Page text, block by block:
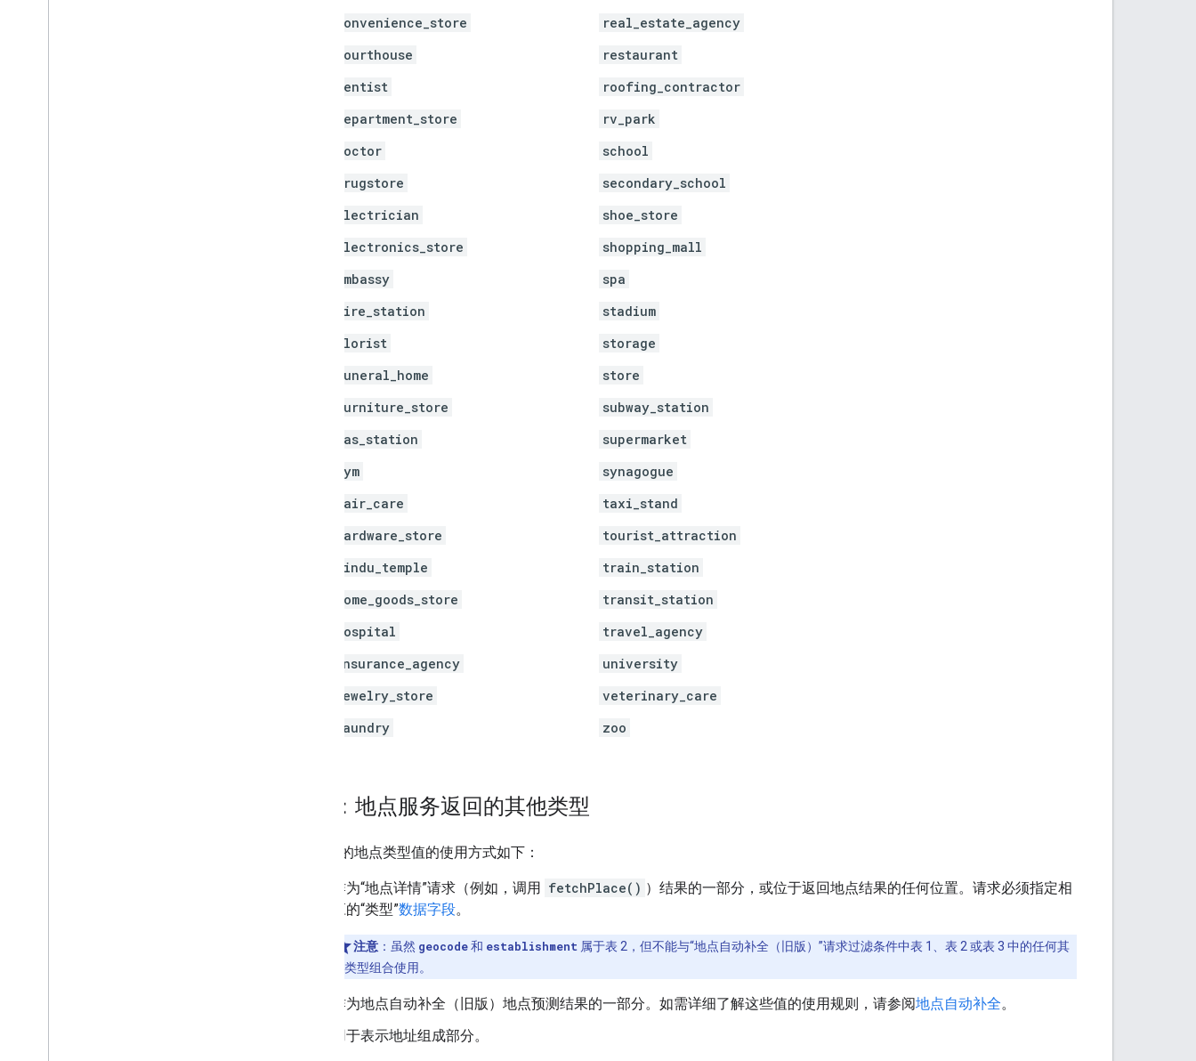
convenience_store
courthouse
dentist
department_store
doctor
drugstore
electrician
electronics_store
embassy
fire_station
florist
funeral_home
furniture_store
gas_station
gym
hair_care
hardware_store
hindu_temple
home_goods_store
hospital
insurance_agency
jewelry_store
laundry
real_estate_agency
restaurant
roofing_contractor
rv_park
school
secondary_school
shoe_store
shopping_mall
spa
stadium
storage
store
subway_station
supermarket
synagogue
taxi_stand
tourist_attraction
train_station
transit_station
travel_agency
university
veterinary_care
zoo
表 2：地点服务返回的其他类型
表 2 中的地点类型值的使用方式如下：
作为“地点详情”请求（例如，调用 fetchPlace() ）结果的一部分，或位于返回地点结果的任何位置。请求必须指定相
应的“类型”数据字段。
注意 ：虽然 geocode和 establishment 属于表 2，但不能与“地点自动补全（旧版）”请求过滤条件中表 1、表 2 或表 3 中的任何其
他类型组合使用。
作为地点自动补全（旧版）地点预测结果的一部分。如需详细了解这些值的使用规则，请参阅地点自动补全。
用于表示地址组成部分。